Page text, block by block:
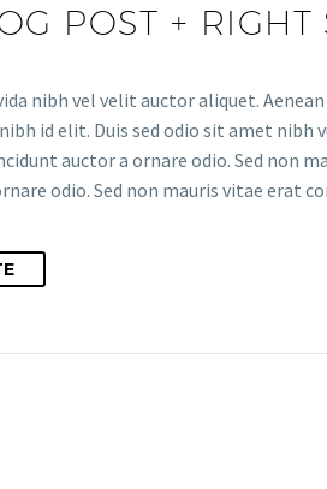
POST +
nibh vel velit auctor aliquet.
id elit. Duis sed odio sit amet
auctor a ornare odio. Sed non
odio. Sed non mauris vitae erat